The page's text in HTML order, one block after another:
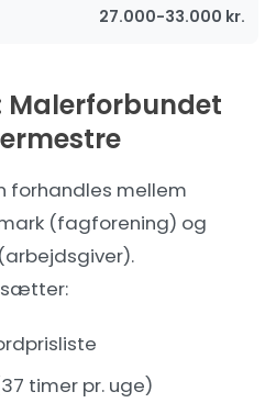
27.000-33.000 kr.
Malerforbundet
forhandles mellem
(fagforening) og
timer pr. uge)